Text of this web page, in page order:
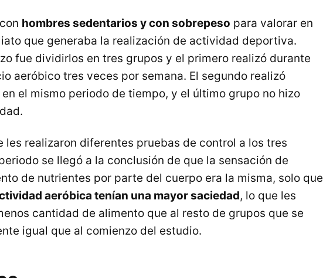
hombres sedentarios y con sobrepeso para valorar en
que generaba la realización de actividad deportiva.
fue dividirlos en tres grupos y el primero realizó durante
aeróbico tres veces por semana. El segundo realizó
el mismo periodo de tiempo, y el último grupo no hizo
les realizaron diferentes pruebas de control a los tres
se llegó a la conclusión de que la sensación de
de nutrientes por parte del cuerpo era la misma, solo que
aeróbica tenían una mayor saciedad, lo que les
cantidad de alimento que al resto de grupos que se
igual que al comienzo del estudio.